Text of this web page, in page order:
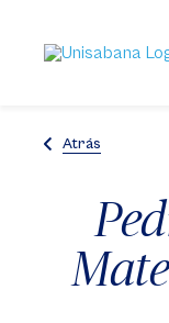
contenido
principal
Atrás